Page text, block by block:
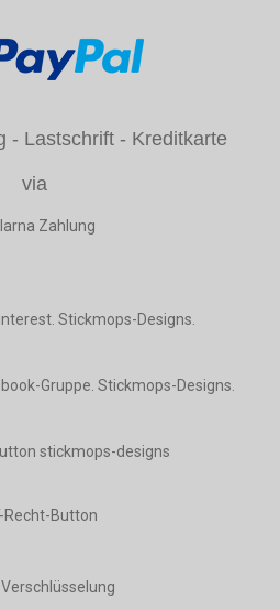
- Lastschrift - Kreditkarte
via